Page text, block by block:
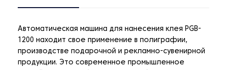
Автоматическая машина для нанесения клея PGB-
1200 находит свое применение в полиграфии,
производстве подарочной и рекламно-сувенирной
продукции. Это современное промышленное